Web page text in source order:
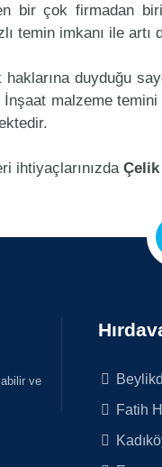
bir çok firmadan
temin imkanı ile artı
duyduğu
İnşaat malzeme
ihtiyaçlarınızda
ve
Fatih